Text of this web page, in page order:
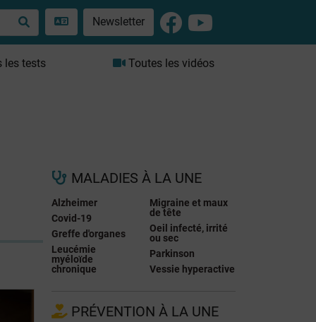
Newsletter
les tests Toutes les vidéos
MALADIES À LA UNE
Alzheimer
Covid-19
Greffe d'organes
Leucémie
myéloïde
chronique
Migraine et maux
de tête
Oeil infecté, irrité
ou sec
Parkinson
Vessie hyperactive
PRÉVENTION À LA UNE